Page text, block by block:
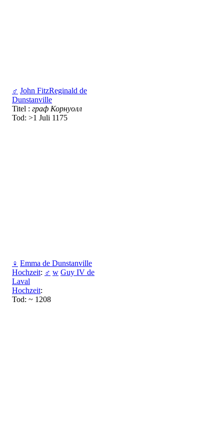
♂ John FitzReginald de
Dunstanville
Titel : граф Корнуолл
Tod: >1 Juli 1175
♀ Emma de Dunstanville
Hochzeit: ♂ w Guy IV de
Laval
Hochzeit:
Tod: ~ 1208